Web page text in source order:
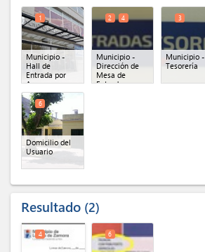
Municipio -
Hall de
Entrada por
Azara
1
Municipio -
Dirección de
Mesa de
Entradas
2 4
Municipio -
Tesorería
3
Domicilio del
Usuario
6
Resultado 2
4 6